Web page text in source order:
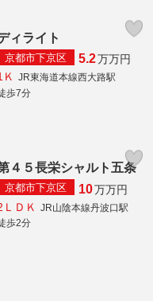
ィライト
京都市下京区 5.2万万円
Ｋ JR東海道本線西大路駅
歩7分
４５長栄シャルト五条
京都市下京区 10万万円
ＬＤＫ
JR山陰本線丹波口駅
歩2分